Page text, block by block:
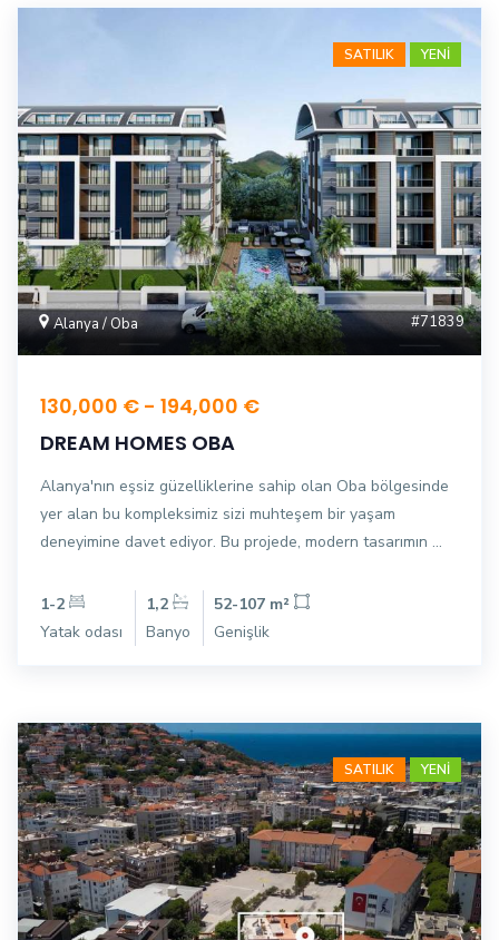
SATILIK YENİ
Alanya / Oba #71839
130,000 € - 194,000 €
DREAM HOMES OBA
Alanya'nın eşsiz güzelliklerine sahip olan Oba bölgesinde
yer alan bu kompleksimiz sizi muhteşem bir yaşam
deneyimine davet ediyor. Bu projede, modern tasarımın ...
1-2
Yatak odası
1,2
Banyo
52-107 m²
Genişlik
SATILIK YENİ